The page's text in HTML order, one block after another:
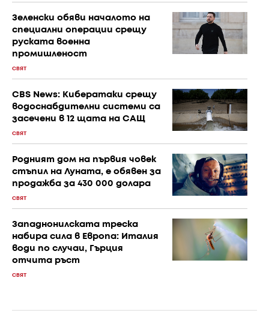
Зеленски обяви началото на
специални операции срещу
руската военна
промишленост
СВЯТ
CBS News: Кибератаки срещу
водоснабдителни системи са
засечени в 12 щата на САЩ
СВЯТ
Родният дом на първия човек
стъпил на Луната, е обявен за
продажба за 430 000 долара
СВЯТ
Западнонилската треска
набира сила в Европа: Италия
води по случаи, Гърция
отчита ръст
СВЯТ